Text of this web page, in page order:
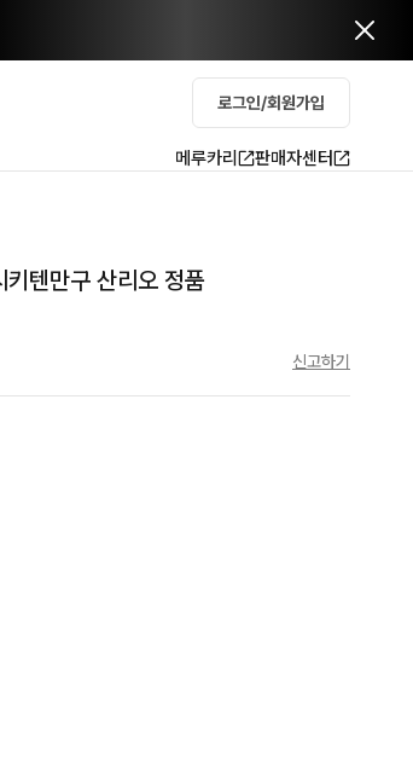
로그인/회원가입
메루카리 판매자센터
텐만구 산리오 정품
신고하기